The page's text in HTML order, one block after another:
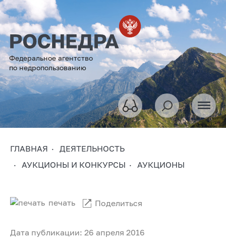
Федеральное агентство
по недропользованию
ГЛАВНАЯ
ДЕЯТЕЛЬНОСТЬ
АУКЦИОНЫ И КОНКУРСЫ
АУКЦИОНЫ
Дата публикации: 26 апреля 2016
печать Поделиться